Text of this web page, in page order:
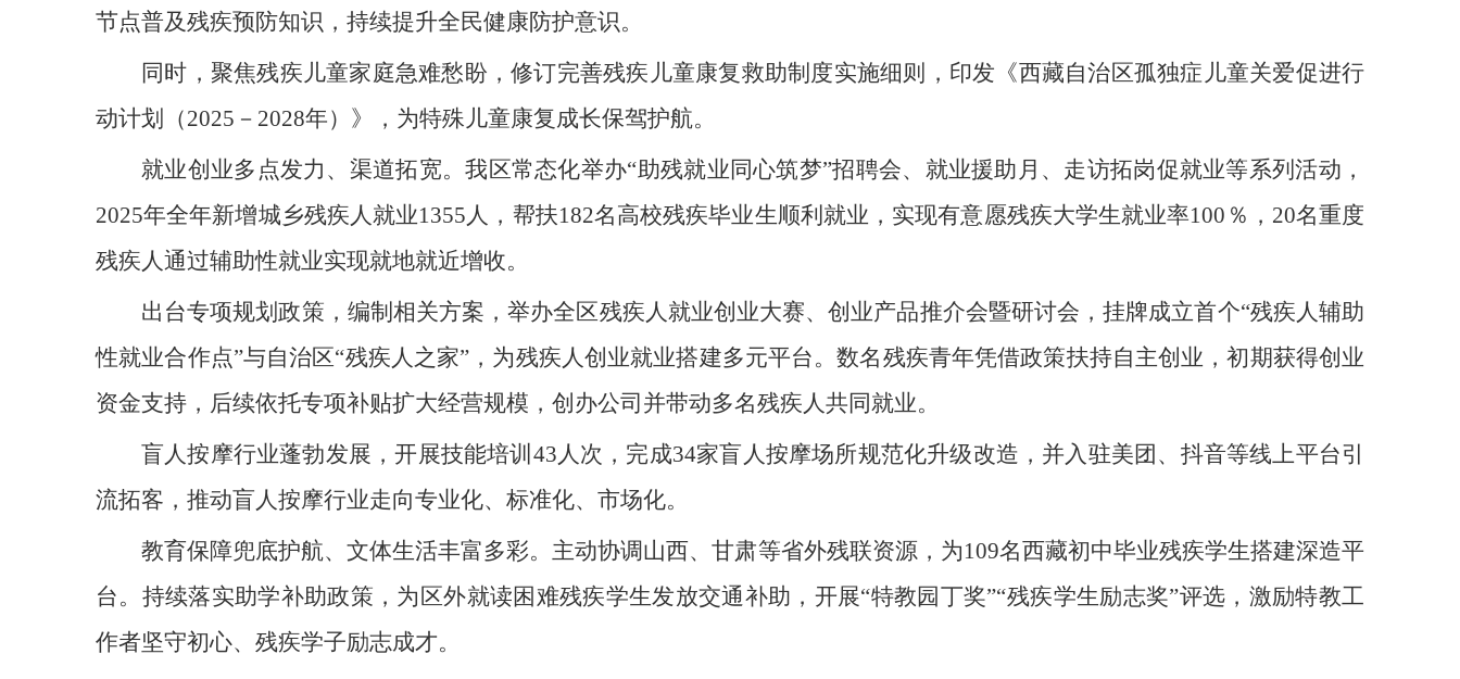
节点普及残疾预防知识，持续提升全民健康防护意识。
同时，聚焦残疾儿童家庭急难愁盼，修订完善残疾儿童康复救助制度实施细则，印发《西藏自治区孤独症儿童关爱促进行
动计划（2025－2028年）》，为特殊儿童康复成长保驾护航。
就业创业多点发力、渠道拓宽。我区常态化举办“助残就业同心筑梦”招聘会、就业援助月、走访拓岗促就业等系列活动，
2025年全年新增城乡残疾人就业1355人，帮扶182名高校残疾毕业生顺利就业，实现有意愿残疾大学生就业率100％，20名重度
残疾人通过辅助性就业实现就地就近增收。
出台专项规划政策，编制相关方案，举办全区残疾人就业创业大赛、创业产品推介会暨研讨会，挂牌成立首个“残疾人辅助
性就业合作点”与自治区“残疾人之家”，为残疾人创业就业搭建多元平台。数名残疾青年凭借政策扶持自主创业，初期获得创业
资金支持，后续依托专项补贴扩大经营规模，创办公司并带动多名残疾人共同就业。
盲人按摩行业蓬勃发展，开展技能培训43人次，完成34家盲人按摩场所规范化升级改造，并入驻美团、抖音等线上平台引
流拓客，推动盲人按摩行业走向专业化、标准化、市场化。
教育保障兜底护航、文体生活丰富多彩。主动协调山西、甘肃等省外残联资源，为109名西藏初中毕业残疾学生搭建深造平
台。持续落实助学补助政策，为区外就读困难残疾学生发放交通补助，开展“特教园丁奖”“残疾学生励志奖”评选，激励特教工
作者坚守初心、残疾学子励志成才。